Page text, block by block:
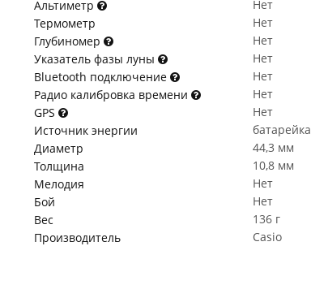
Альтиметр
Нет
Термометр
Нет
Глубиномер
Нет
Указатель фазы луны
Нет
Bluetooth подключение
Нет
Радио калибровка времени
Нет
GPS
Нет
Источник энергии
батарейка
Диаметр
44,3 мм
Толщина
10,8 мм
Мелодия
Нет
Бой
Нет
Вес
136 г
Производитель
Casio